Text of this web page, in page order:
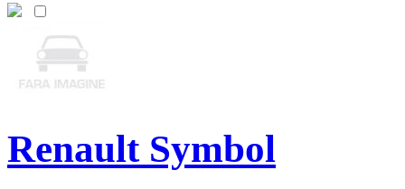
Renault Symbol